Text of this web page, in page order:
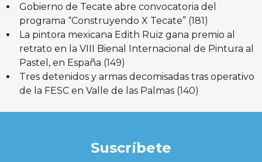
Gobierno de Tecate abre convocatoria del
programa “Construyendo X Tecate” (181)
La pintora mexicana Edith Ruiz gana premio al
retrato en la VIII Bienal Internacional de Pintura al
Pastel, en España (149)
Tres detenidos y armas decomisadas tras operativo
de la FESC en Valle de las Palmas (140)
Suscríbete